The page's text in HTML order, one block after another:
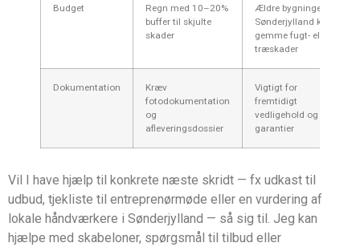
Budget
Regn med 10–20%
buffer til skjulte
skader
Ældre bygninger i
Sønderjylland kan
gemme fugt- eller
træskader
Dokumentation
Kræv
fotodokumentation
og
afleveringsdossier
Vigtigt for
fremtidigt
vedligehold og
garantier
Vil I have hjælp til konkrete næste skridt — fx udkast til
udbud, tjekliste til entreprenørmøde eller en vurdering af
lokale håndværkere i Sønderjylland — så sig til. Jeg kan
hjælpe med skabeloner, spørgsmål til tilbud eller